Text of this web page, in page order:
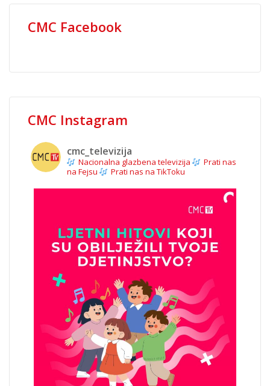
CMC Facebook
CMC Instagram
cmc_televizija
Nacionalna glazbena televizija
Prati nas
na Fejsu
Prati nas na TikToku